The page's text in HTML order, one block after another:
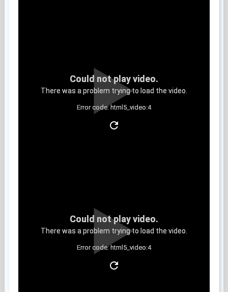
Could not play video.
There was a problem trying to load the video.
Error code: html5_video:4
Could not play video.
There was a problem trying to load the video.
Error code: html5_video:4